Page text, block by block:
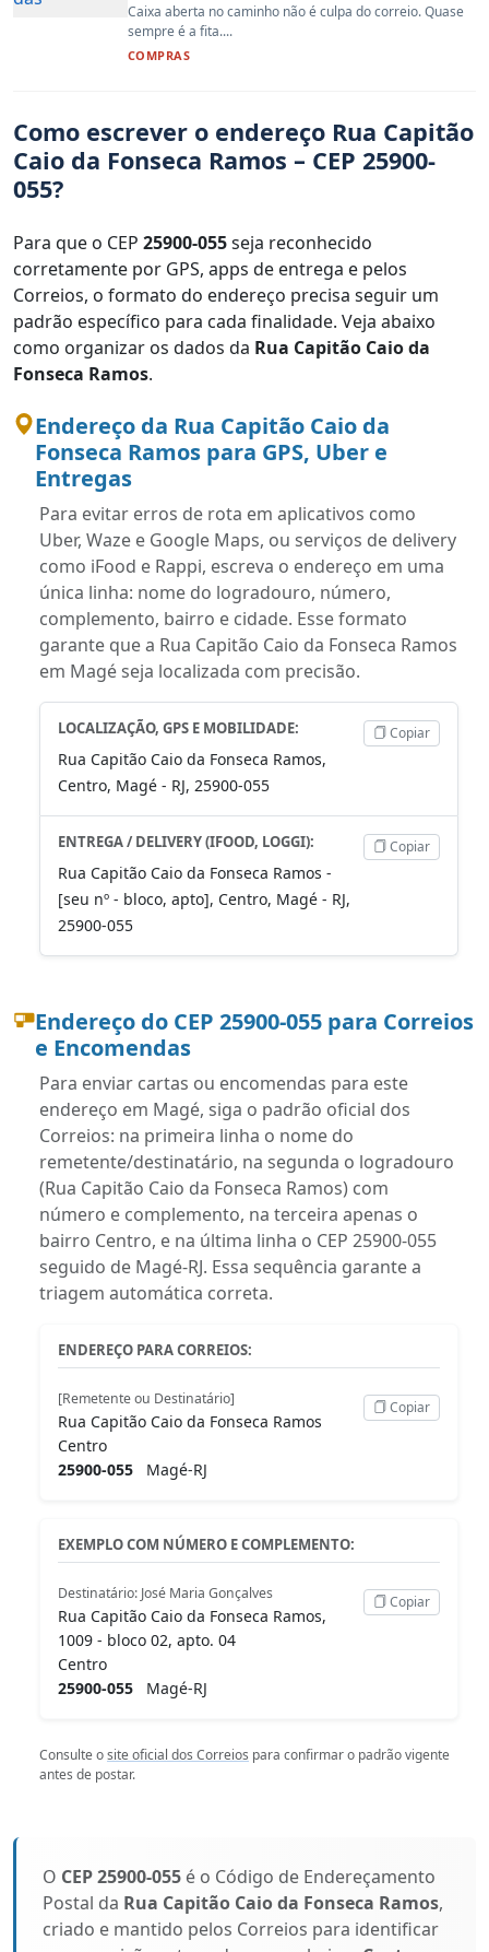
Caixa aberta no caminho não é culpa do correio. Quase
sempre é a fita....
COMPRAS
Como escrever o endereço Rua Capitão
Caio da Fonseca Ramos – CEP 25900-
055?
Para que o CEP 25900-055seja reconhecido
corretamente por GPS, apps de entrega e pelos
Correios, o formato do endereço precisa seguir um
padrão específico para cada finalidade. Veja abaixo
como organizar os dados da Rua Capitão Caio da
Fonseca Ramos.
Endereço da Rua Capitão Caio da
Fonseca Ramos para GPS, Uber e
Entregas
Para evitar erros de rota em aplicativos como
Uber, Waze e Google Maps, ou serviços de delivery
como iFood e Rappi, escreva o endereço em uma
única linha: nome do logradouro, número,
complemento, bairro e cidade. Esse formato
garante que a Rua Capitão Caio da Fonseca Ramos
em Magé seja localizada com precisão.
LOCALIZAÇÃO, GPS E MOBILIDADE:
Rua Capitão Caio da Fonseca Ramos,
Centro, Magé - RJ, 25900-055
Copiar
ENTREGA / DELIVERY (IFOOD, LOGGI):
Rua Capitão Caio da Fonseca Ramos -
[seu nº - bloco, apto], Centro, Magé - RJ,
25900-055
Copiar
Endereço do CEP 25900-055 para Correios
e Encomendas
Para enviar cartas ou encomendas para este
endereço em Magé, siga o padrão oficial dos
Correios: na primeira linha o nome do
remetente/destinatário, na segunda o logradouro
(Rua Capitão Caio da Fonseca Ramos) com
número e complemento, na terceira apenas o
bairro Centro, e na última linha o CEP 25900-055
seguido de Magé-RJ. Essa sequência garante a
triagem automática correta.
ENDEREÇO PARA CORREIOS:
[Remetente ou Destinatário]
Rua Capitão Caio da Fonseca Ramos
Centro
25900-055 Magé-RJ
Copiar
EXEMPLO COM NÚMERO E COMPLEMENTO:
Destinatário: José Maria Gonçalves
Rua Capitão Caio da Fonseca Ramos,
1009 - bloco 02, apto. 04
Centro
25900-055 Magé-RJ
Copiar
Consulte osite oficial dos Correios para confirmar o padrão vigente
antes de postar.
O CEP 25900-055 é o Código de Endereçamento
Postal da Rua Capitão Caio da Fonseca Ramos,
criado e mantido pelos Correios para identificar